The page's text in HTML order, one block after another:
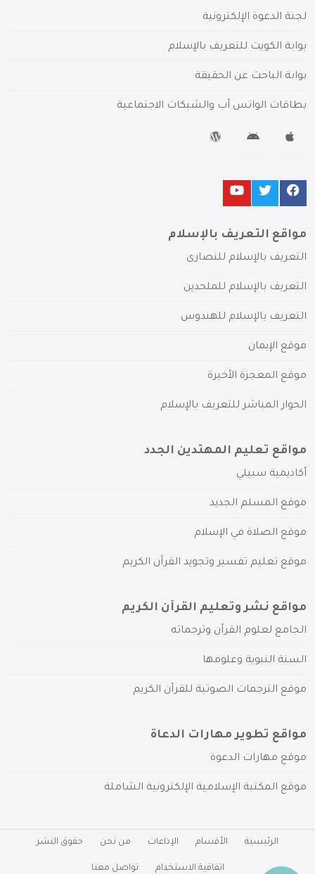
لجنة الدعوة الإلكترونية
بوابة الكويت للتعريف بالإسلام
بوابة الباحث عن الحقيقة
بطاقات الواتس آب والشبكات الاجتماعية
مواقع التعريف بالإسلام
التعريف بالإسلام للنصارى
التعريف بالإسلام للملحدين
التعريف بالإسلام للهندوس
موقع الإيمان
موقع المعجزة الأخيرة
الحوار المباشر للتعريف بالإسلام
مواقع تعليم المهتدين الجدد
أكاديمية سبيلي
موقع المسلم الجديد
موقع الصلاة في الإسلام
موقع تعليم تفسير وتجويد القرآن الكريم
مواقع نشر وتعليم القرآن الكريم
الجامع لعلوم القرآن وترجماته
السنة النبوية وعلومها
موقع الترجمات الصوتية للقرآن الكريم
مواقع تطوير مهارات الدعاة
موقع مهارات الدعوة
موقع المكتبة الإسلامية الإلكترونية الشاملة
الرئيسية الأقسام الإذاعات من نحن حقوق النشر
اتفاقية الاستخدام تواصل معنا